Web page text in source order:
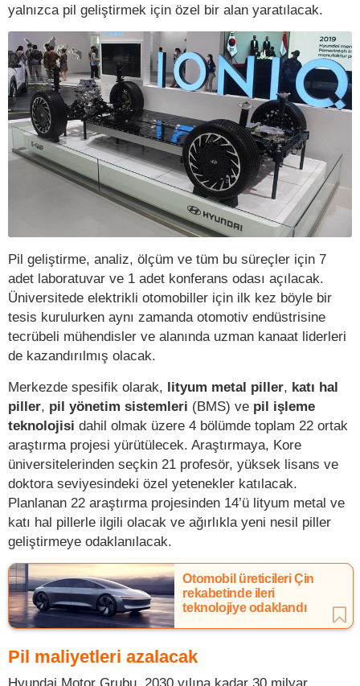
yalnızca pil geliştirmek için özel bir alan yaratılacak.
Pil geliştirme, analiz, ölçüm ve tüm bu süreçler için 7
adet laboratuvar ve 1 adet konferans odası açılacak.
Üniversitede elektrikli otomobiller için ilk kez böyle bir
tesis kurulurken aynı zamanda otomotiv endüstrisine
tecrübeli mühendisler ve alanında uzman kanaat liderleri
de kazandırılmış olacak.
Merkezde spesifik olarak, lityum metal piller, katı hal
piller, pil yönetim sistemleri (BMS) ve pil işleme
teknolojisi dahil olmak üzere 4 bölümde toplam 22 ortak
araştırma projesi yürütülecek. Araştırmaya, Kore
üniversitelerinden seçkin 21 profesör, yüksek lisans ve
doktora seviyesindeki özel yetenekler katılacak.
Planlanan 22 araştırma projesinden 14’ü lityum metal ve
katı hal pillerle ilgili olacak ve ağırlıkla yeni nesil piller
geliştirmeye odaklanılacak.
Otomobil üreticileri Çin
rekabetinde ileri
teknolojiye odaklandı
Pil maliyetleri azalacak